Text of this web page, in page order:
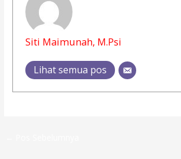
Siti Maimunah, M.Psi
Lihat semua pos